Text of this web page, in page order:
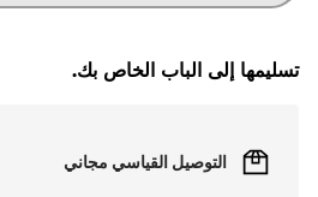
تسليمها إلى الباب الخاص بك.
التوصيل القياسي مجاني